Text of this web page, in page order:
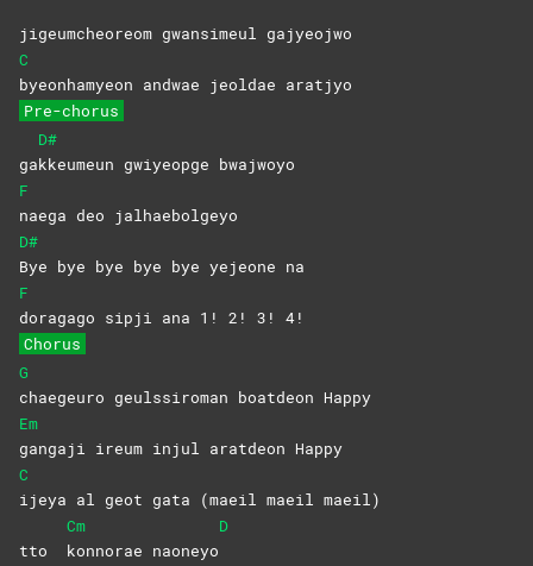
jigeumcheoreom gwansimeul gajyeojwo
C
byeonhamyeon andwae jeoldae aratjyo
Pre-chorus
ga
D#
kkeumeun gwiyeopge bwajwoyo
F
naega deo jalhaebolgeyo
D#
Bye bye bye bye bye yejeone na
F
doragago sipji ana 1! 2! 3! 4!
Chorus
G
chaegeuro geulssiroman boatdeon Happy
Em
gangaji ireum injul aratdeon Happy
C
ijeya al geot gata (maeil maeil maeil)
tto
Cm
konnorae naoneyo
D